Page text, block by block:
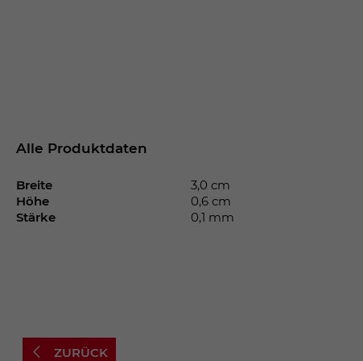
Alle Produktdaten
Breite
3,0 cm
Höhe
0,6 cm
Stärke
0,1 mm
ZURÜCK